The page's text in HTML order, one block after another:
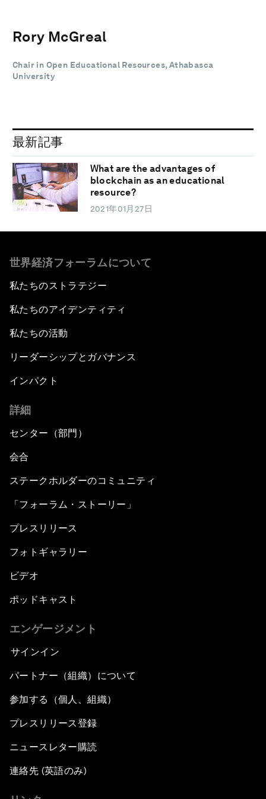
Rory McGreal
Chair in Open Educational Resources, Athabasca
University
最新記事
What are the advantages of
blockchain as an educational
resource?
2021年01月27日
世界経済フォーラムについて
私たちのストラテジー
私たちのアイデンティティ
私たちの活動
リーダーシップとガバナンス
インパクト
詳細
センター（部門）
会合
ステークホルダーのコミュニティ
「フォーラム・ストーリー」
プレスリリース
フォトギャラリー
ビデオ
ポッドキャスト
エンゲージメント
サインイン
パートナー（組織）について
参加する（個人、組織）
プレスリリース登録
ニュースレター購読
連絡先 (英語のみ)